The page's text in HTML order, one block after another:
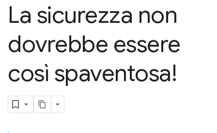
La sicurezza non
dovrebbe essere
così spaventosa!